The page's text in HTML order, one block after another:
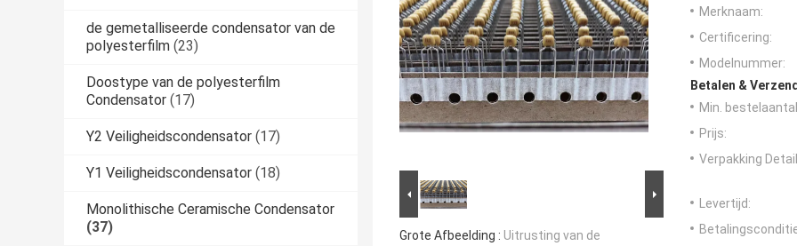
de gemetalliseerde condensator van de
polyesterfilm (23)
Doostype van de polyesterfilm
Condensator (17)
Y2 Veiligheidscondensator (17)
Y1 Veiligheidscondensator (18)
Monolithische Ceramische Condensator
(37)
Grote Afbeelding : Uitrusting van de
Merknaam:
Certificering:
Modelnummer:
Betalen &
Min.
Prijs:
Verpakking
Levertijd: